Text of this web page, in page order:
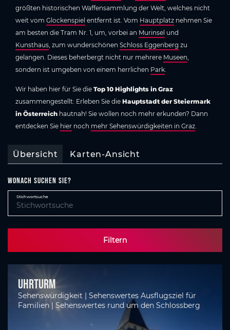
größten historischen Waffensammlung der Welt, welches nicht
weit vom Glockenspiel entfernt ist. Vom Hauptplatz nehmen Sie
am besten die Tram Nr. 1, um, vorbei an Murinsel und
Kunsthaus , zum wunderschönen Schloss Eggenberg zu
gelangen. Dieses beherbergt nicht nur mehrere Museen
sondern ist umgeben von einem herrlichen Park
Wir haben hier für Sie die Top 10 Highlights in Graz
zusammengestellt: Erleben Sie die Hauptstadt der Steiermark
in Österreich hautnah! Sie wollen noch mehr erkunden? Dann
entdecken Sie hier noch mehr Sehenswürdigkeiten in Graz.
Übersicht Karten-Ansicht
Wonach suchen Sie?
Stichwortsuche
Filtern
Uhrturm
Sehenswürdigkeit | Sehenswertes Ausflugsziel für
Familien | Sehenswertes rund um den Schlossberg